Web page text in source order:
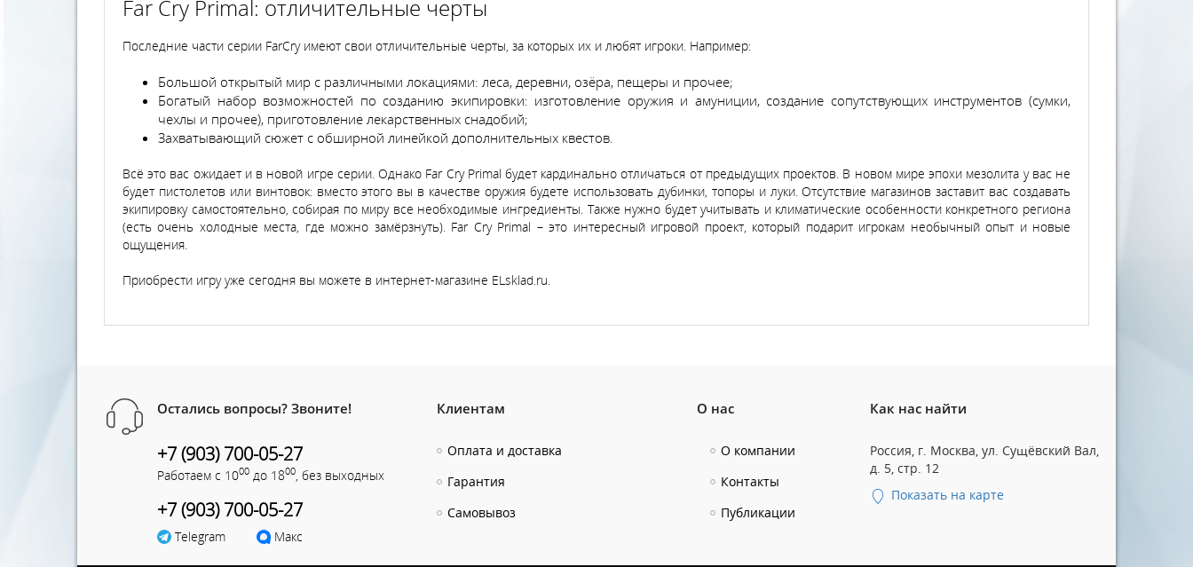
Far Cry Primal: отличительные черты
Последние части серии FarCry имеют свои отличительные черты, за которых их и любят игроки. Например:
Большой открытый мир с различными локациями: леса, деревни, озёра, пещеры и прочее;
Богатый набор возможностей по созданию экипировки: изготовление оружия и амуниции, создание сопутствующих инструментов (сумки,
чехлы и прочее), приготовление лекарственных снадобий;
Захватывающий сюжет с обширной линейкой дополнительных квестов.
Всё это вас ожидает и в новой игре серии. Однако Far Cry Primal будет кардинально отличаться от предыдущих проектов. В новом мире эпохи мезолита у вас не
будет пистолетов или винтовок: вместо этого вы в качестве оружия будете использовать дубинки, топоры и луки. Отсутствие магазинов заставит вас создавать
экипировку самостоятельно, собирая по миру все необходимые ингредиенты. Также нужно будет учитывать и климатические особенности конкретного региона
(есть очень холодные места, где можно замёрзнуть). Far Cry Primal – это интересный игровой проект, который подарит игрокам необычный опыт и новые
ощущения.
Приобрести игру уже сегодня вы можете в интернет-магазине ELsklad.ru.
Остались вопросы? Звоните!
+7 (903) 700-05-27
Работаем с 1000 до 1800 , без выходных
+7 (903) 700-05-27
Telegram Макс
Клиентам
Оплата и доставка
Гарантия
Самовывоз
О нас
О компании
Контакты
Публикации
Как нас найти
Россия, г. Москва, ул. Сущёвский Вал,
д. 5, стр. 12
Показать на карте